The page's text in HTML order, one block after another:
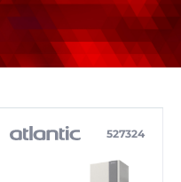
527324